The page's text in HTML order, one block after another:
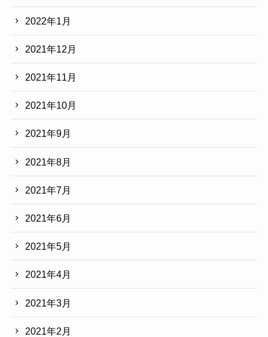
2022年1月
2021年12月
2021年11月
2021年10月
2021年9月
2021年8月
2021年7月
2021年6月
2021年5月
2021年4月
2021年3月
2021年2月